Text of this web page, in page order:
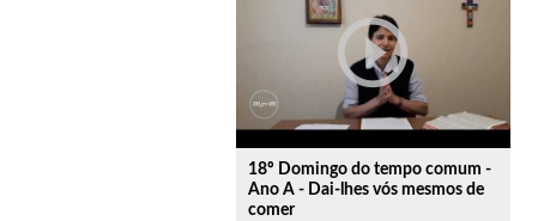
play_circle_outline
18º Domingo do tempo comum -
Ano A - Dai-lhes vós mesmos de
comer